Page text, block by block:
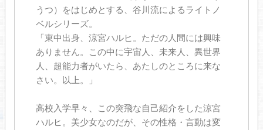
うつ）をはじめとする、谷川流によるライトノ
ベルシリーズ。
「東中出身、涼宮ハルヒ。ただの人間には興味
ありません。この中に宇宙人、未来人、異世界
人、超能力者がいたら、あたしのところに来な
さい。以上。」
高校入学早々、この突飛な自己紹介をした涼宮
ハルヒ。美少女なのだが、その性格・言動は変